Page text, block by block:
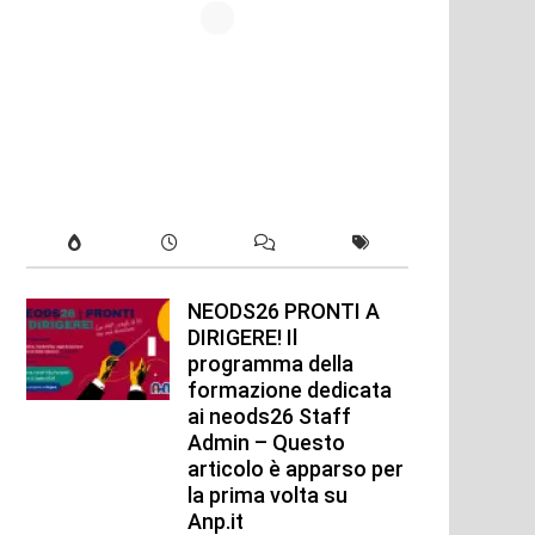
NEODS26 PRONTI A
DIRIGERE! Il
programma della
formazione dedicata
ai neods26 Staff
Admin – Questo
articolo è apparso per
la prima volta su
Anp.it